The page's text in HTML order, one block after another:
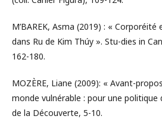
M’BAREK, Asma (2019) : «
dans Ru de Kim Thúy ». Stu-dies in
162-180.
MOZÈRE, Liane (2009): « Avant-
monde vulnérable : pour une politique
de la Découverte, 5-10.